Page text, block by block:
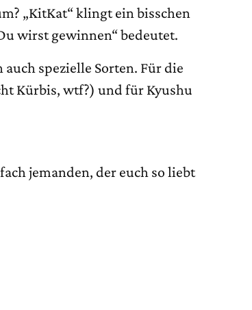
„KitKat“ klingt ein bisschen
wirst gewinnen“ bedeutet.
spezielle Sorten. Für die
Kürbis, wtf?) und für Kyushu
jemanden, der euch so liebt